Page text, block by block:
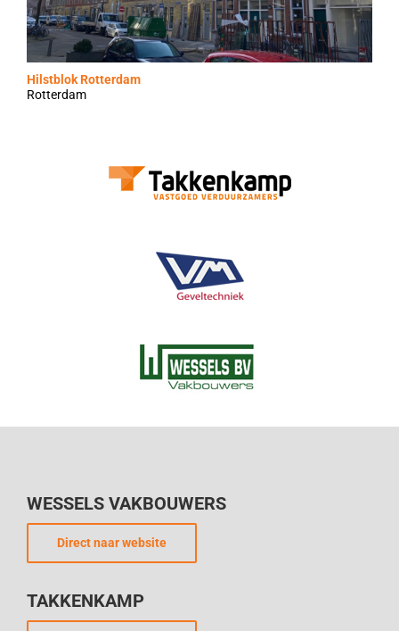
Hilstblok Rotterdam
Rotterdam
WESSELS VAKBOUWERS
Direct naar website
TAKKENKAMP